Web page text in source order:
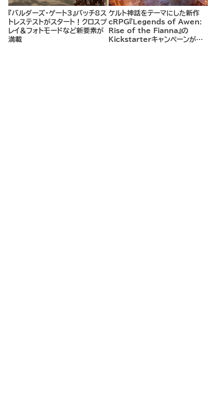
『バルダーズ・ゲート3』パッチ8ス
トレステストがスタート！クロスプ
レイ＆フォトモードなど新要素が
満載
ケルト神話をテーマにした新作
cRPG『Legends of Awen:
Rise of the Fianna』の
Kickstarterキャンペーンがま